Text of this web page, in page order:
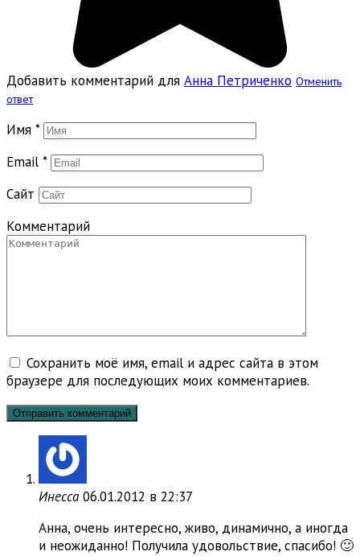
Добавить комментарий для Анна Петриченко Отменить
ответ
Имя *
Email *
Сайт
Комментарий
Сохранить моё имя, email и адрес сайта в этом
браузере для последующих моих комментариев.
Инесса 06.01.2012 в 22:37
Анна, очень интересно, живо, динамично, а иногда
и неожиданно! Получила удовольствие, спасибо! 🙂